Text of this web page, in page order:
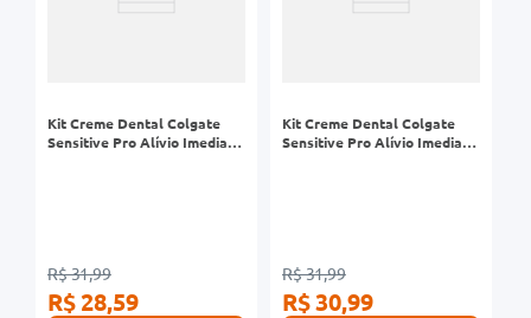
Kit Creme Dental Colgate
Sensitive Pro Alívio Imediato
R$ 31,99
R$ 28,59
Kit Creme Dental Colgate
Sensitive Pro Alívio Imediato
R$ 31,99
R$ 30,99